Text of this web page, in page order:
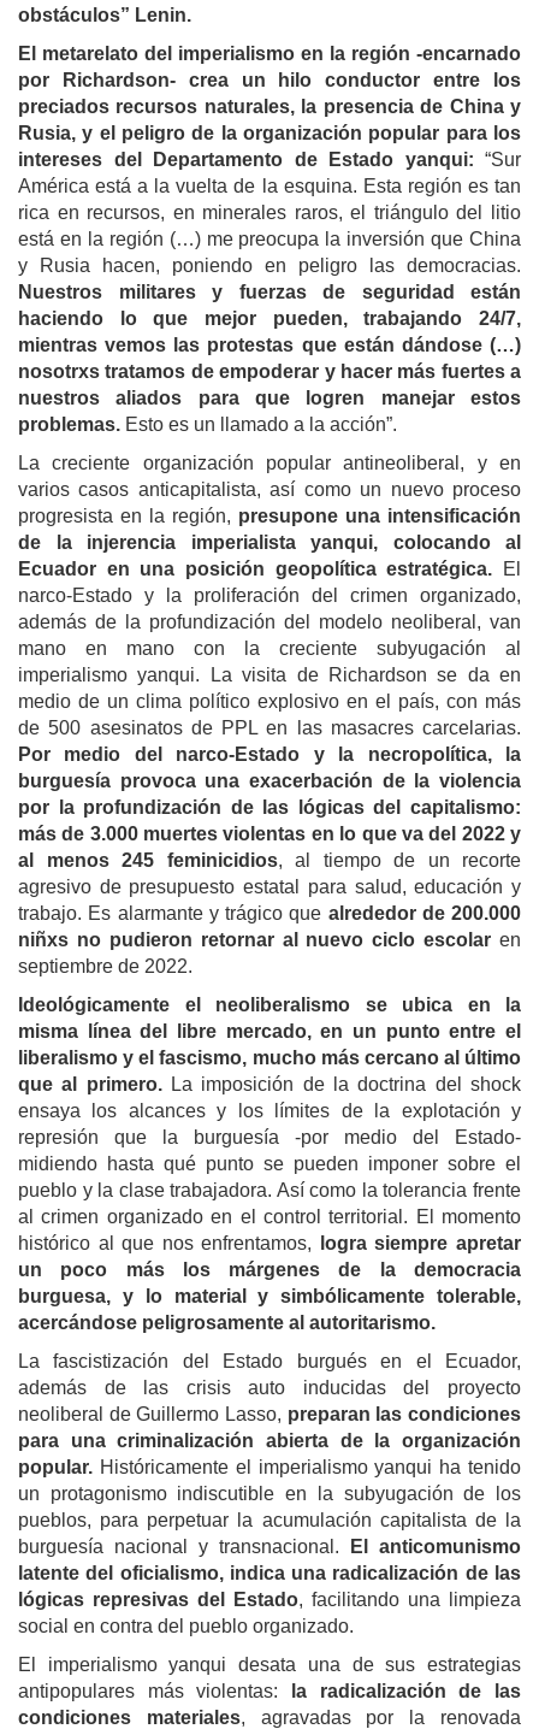
obstáculos” Lenin.
El metarelato del imperialismo en la región -encarnado
por Richardson- crea un hilo conductor entre los
preciados recursos naturales, la presencia de China y
Rusia, y el peligro de la organización popular para los
intereses del Departamento de Estado yanqui: “Sur
América está a la vuelta de la esquina. Esta región es tan
rica en recursos, en minerales raros, el triángulo del litio
está en la región (…) me preocupa la inversión que China
y Rusia hacen, poniendo en peligro las democracias.
Nuestros militares y fuerzas de seguridad están
haciendo lo que mejor pueden, trabajando 24/7,
mientras vemos las protestas que están dándose (…)
nosotrxs tratamos de empoderar y hacer más fuertes a
nuestros aliados para que logren manejar estos
problemas. Esto es un llamado a la acción”.
La creciente organización popular antineoliberal, y en
varios casos anticapitalista, así como un nuevo proceso
progresista en la región, presupone una intensificación
de la injerencia imperialista yanqui, colocando al
Ecuador en una posición geopolítica estratégica.
El
narco-Estado y la proliferación del crimen organizado,
además de la profundización del modelo neoliberal, van
mano en mano con la creciente subyugación al
imperialismo yanqui. La visita de Richardson se da en
medio de un clima político explosivo en el país, con más
de 500 asesinatos de PPL en las masacres carcelarias.
Por medio del narco-Estado y la necropolítica, la
burguesía provoca una exacerbación de la violencia
por la profundización de las lógicas del capitalismo:
más de 3.000 muertes violentas en lo que va del 2022 y
al menos 245 feminicidios, al tiempo de un recorte
agresivo de presupuesto estatal para salud, educación y
trabajo. Es alarmante y trágico que alrededor de 200.000
niñxs no pudieron retornar al nuevo ciclo escolar en
septiembre de 2022.
Ideológicamente el neoliberalismo se ubica en la
misma línea del libre mercado, en un punto entre el
liberalismo y el fascismo, mucho más cercano al último
que al primero. La imposición de la doctrina del shock
ensaya los alcances y los límites de la explotación y
represión que la burguesía -por medio del Estado-
midiendo hasta qué punto se pueden imponer sobre el
pueblo y la clase trabajadora. Así como la tolerancia frente
al crimen organizado en el control territorial. El momento
histórico al que nos enfrentamos,
logra siempre apretar
un poco más los márgenes de la democracia
burguesa, y lo material y simbólicamente tolerable,
acercándose peligrosamente al autoritarismo.
La fascistización del Estado burgués en el Ecuador,
además de las crisis auto inducidas del proyecto
neoliberal de Guillermo Lasso, preparan las condiciones
para una criminalización abierta de la organización
popular. Históricamente el imperialismo yanqui ha tenido
un protagonismo indiscutible en la subyugación de los
pueblos, para perpetuar la acumulación capitalista de la
burguesía nacional y transnacional.
El anticomunismo
latente del oficialismo, indica una radicalización de las
lógicas represivas del Estado, facilitando una limpieza
social en contra del pueblo organizado.
El imperialismo yanqui desata una de sus estrategias
antipopulares más violentas:
la radicalización de las
condiciones materiales, agravadas por la renovada